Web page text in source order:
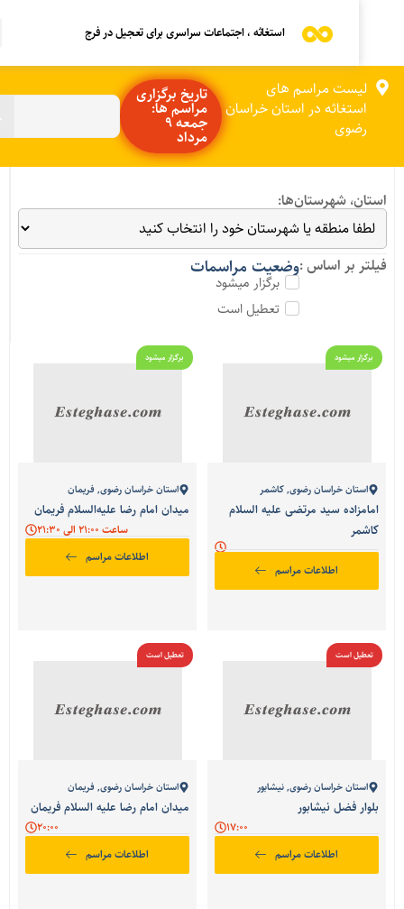
استغاثه ، اجتماعات سراسری برای تعجیل در فرج
لیست مراسم های
استغاثه در استان خراسان
رضوی
تاریخ برگزاری
مراسم ها:
جمعه 9
مرداد
شهرستان‌ها:
بر اساس :وضعیت مراسمات
برگزار میشود
تعطیل است
برگزار میشود
استان خراسان رضوی,کاشمر
امامزاده سید مرتضی علیه السلام
کاشمر
اطلاعات مراسم
برگزار میشود
استان خراسان رضوی,فریمان
میدان امام رضا علیه‌السلام فریمان
ساعت 21:00 الی 21:30
اطلاعات مراسم
تعطیل است
استان خراسان رضوی,نیشابور
بلوار فضل نیشابور
اطلاعات مراسم
تعطیل است
استان خراسان رضوی,فریمان
میدان امام رضا علیه السلام فریمان
اطلاعات مراسم